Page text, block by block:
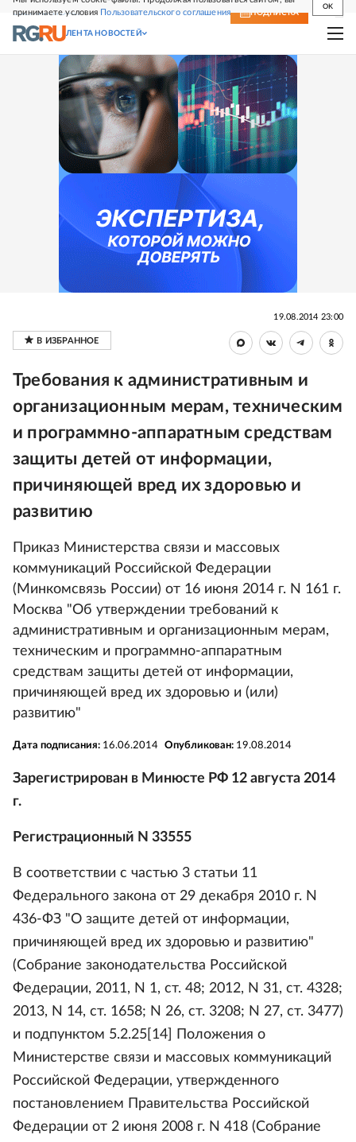
принимаете условия Пользовательского соглашения
OK
СВЕЖИЙ НОМЕР ПОДПИСКА
ЛЕНТА НОВОСТЕЙ
19.08.2014 23:00
Требования к административным и
организационным мерам, техническим
и программно-аппаратным средствам
защиты детей от информации,
причиняющей вред их здоровью и
развитию
Приказ Министерства связи и массовых
коммуникаций Российской Федерации
(Минкомсвязь России) от 16 июня 2014 г. N 161 г.
Москва "Об утверждении требований к
административным и организационным мерам,
техническим и программно-аппаратным
средствам защиты детей от информации,
причиняющей вред их здоровью и (или)
развитию"
Дата подписания: 16.06.2014 Опубликован: 19.08.2014
Зарегистрирован в Минюсте РФ 12 августа 2014
г.
Регистрационный N 33555
В соответствии с частью 3 статьи 11
Федерального закона от 29 декабря 2010 г. N
436-ФЗ "О защите детей от информации,
причиняющей вред их здоровью и развитию"
(Собрание законодательства Российской
Федерации, 2011, N 1, ст. 48; 2012, N 31, ст. 4328;
2013, N 14, ст. 1658; N 26, ст. 3208; N 27, ст. 3477)
и подпунктом 5.2.25[14] Положения о
Министерстве связи и массовых коммуникаций
Российской Федерации, утвержденного
постановлением Правительства Российской
Федерации от 2 июня 2008 г. N 418 (Собрание